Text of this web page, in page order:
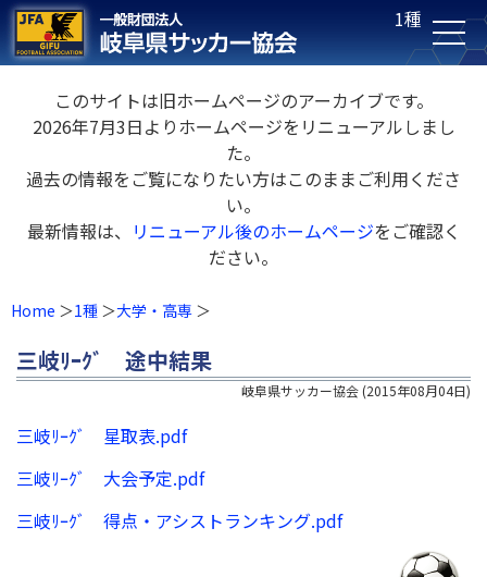
1種
このサイトは旧ホームページのアーカイブです。
2026年7月3日よりホームページをリニューアルしまし
た。
過去の情報をご覧になりたい方はこのままご利用くださ
い。
最新情報は、 リニューアル後のホームページをご確認く
ださい。
Home 1種 大学・高専
三岐ﾘｰｸﾞ 途中結果
岐阜県サッカー協会 (2015年08月04日)
三岐ﾘｰｸﾞ 星取表.pdf
三岐ﾘｰｸﾞ 大会予定.pdf
三岐ﾘｰｸﾞ 得点・アシストランキング.pdf